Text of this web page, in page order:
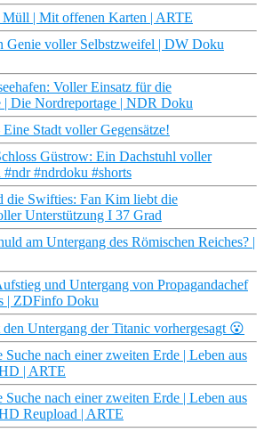
| Mit offenen Karten | ARTE
Genie voller Selbstzweifel | DW Doku
Voller Einsatz für die
| Die Nordreportage | NDR Doku
Stadt voller Gegensätze!
Güstrow: Ein Dachstuhl voller
#ndr #ndrdoku #shorts
die Swifties: Fan Kim liebt die
Unterstützung I 37 Grad
am Untergang des Römischen Reiches? |
und Untergang von Propagandachef
| ZDFinfo Doku
Untergang der Titanic vorhergesagt 😮
Suche nach einer zweiten Erde | Leben aus
| ARTE
Suche nach einer zweiten Erde | Leben aus
Reupload | ARTE